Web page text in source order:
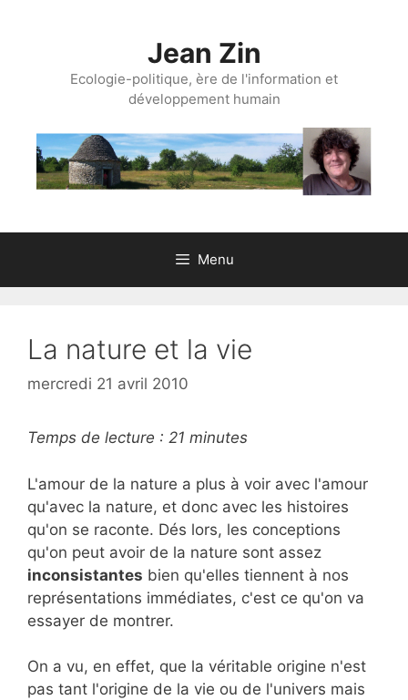
Jean Zin
Ecologie-politique, ère de l'information et
développement humain
Menu
La nature et la vie
mercredi 21 avril 2010
Temps de lecture : 21 minutes
L'amour de la nature a plus à voir avec l'amour
qu'avec la nature, et donc avec les histoires
qu'on se raconte. Dés lors, les conceptions
qu'on peut avoir de la nature sont assez
inconsistantes bien qu'elles tiennent à nos
représentations immédiates, c'est ce qu'on va
essayer de montrer.
On a vu, en effet, que la véritable origine n'est
pas tant l'origine de la vie ou de l'univers mais